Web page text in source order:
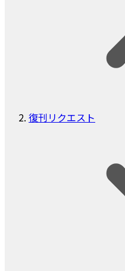
復刊リクエスト